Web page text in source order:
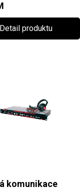
Detail produktu
komunikace